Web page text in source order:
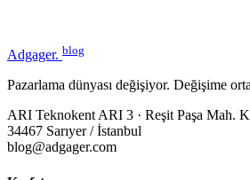
Adgager. blog
Pazarlama dünyası değişiyor. Değişime
ARI Teknokent ARI 3 · Reşit Paşa Mah.
34467 Sarıyer / İstanbul
blog@adgager.com